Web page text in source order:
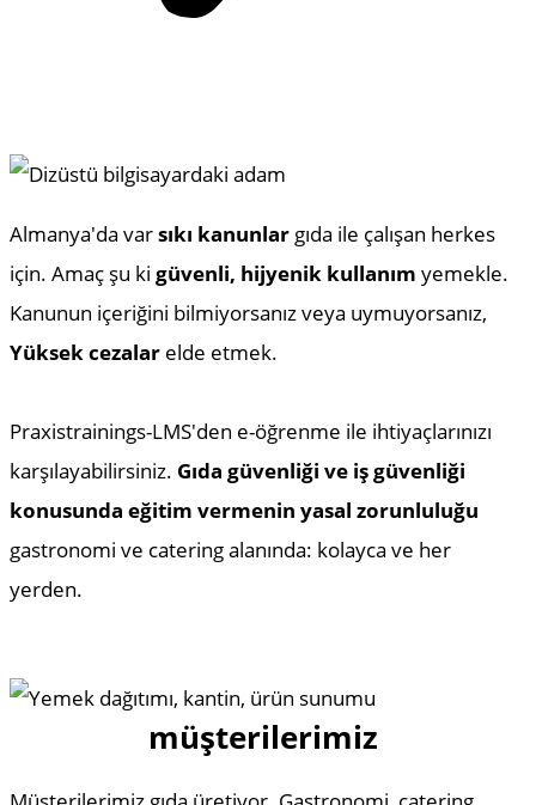
Almanya'da varsıkı kanunlar gıda ile çalışan herkes
için. Amaç şu ki güvenli, hijyenik kullanım yemekle.
Kanunun içeriğini bilmiyorsanız veya uymuyorsanız,
Yüksek cezalar elde etmek.
Praxistrainings-LMS'den e-öğrenme ile ihtiyaçlarınızı
karşılayabilirsiniz. Gıda güvenliği ve iş güvenliği
konusunda eğitim vermenin yasal zorunluluğu
gastronomi ve catering alanında: kolayca ve her
yerden.
müşterilerimiz